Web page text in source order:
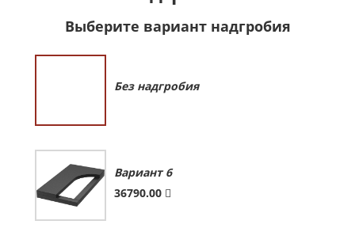
Выберите вариант надгробия
Без надгробия
Вариант 6
36790.00